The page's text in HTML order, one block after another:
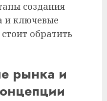
создания
и ключевые
обратить
рынка и